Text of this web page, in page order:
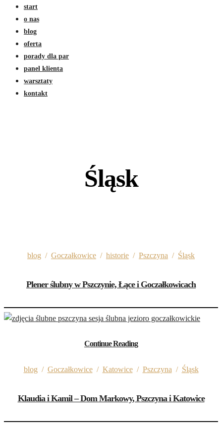
start
o nas
blog
oferta
porady dla par
panel klienta
warsztaty
kontakt
Śląsk
blog / Goczałkowice / historie / Pszczyna / Śląsk
Plener ślubny w Pszczynie, Łące i Goczałkowicach
Continue Reading
blog / Goczałkowice/ Katowice/ Pszczyna / Śląsk
Klaudia i Kamil – Dom Markowy, Pszczyna i Katowice